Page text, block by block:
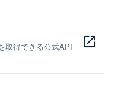
取得できる公式API